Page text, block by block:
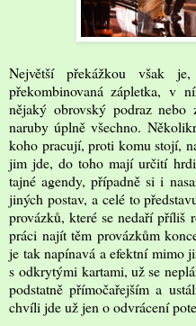
Největší překážkou však
překombinovaná zápletka, v
nějaký obrovský podraz
naruby úplně všechno.
koho pracují, proti komu stojí,
jim jde, do toho mají určití
tajné agendy, případně si i
jiných postav, a celé to
provázků, které se nedaří příliš
práci najít těm provázkům
je tak napínavá a efektní mimo
s odkrytými kartami, už se
podstatně přímočařejším a
chvíli jde už jen o odvrácení